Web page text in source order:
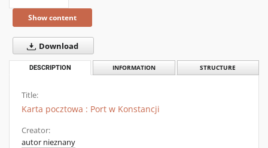
Show content
Download
DESCRIPTION INFORMATION STRUCTURE
Title:
Karta pocztowa : Port w Konstancji
Creator:
autor nieznany